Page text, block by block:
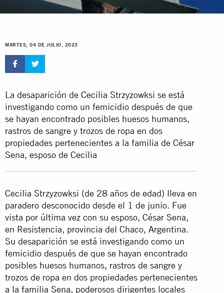
MARTES, 04 DE JULIO, 2023
La desaparición de Cecilia Strzyzowksi se está
investigando como un femicidio después de que
se hayan encontrado posibles huesos humanos,
rastros de sangre y trozos de ropa en dos
propiedades pertenecientes a la familia de César
Sena, esposo de Cecilia
Cecilia Strzyzowksi (de 28 años de edad) lleva en
paradero desconocido desde el 1 de junio. Fue
vista por última vez con su esposo, César Sena,
en Resistencia, provincia del Chaco, Argentina.
Su desaparición se está investigando como un
femicidio después de que se hayan encontrado
posibles huesos humanos, rastros de sangre y
trozos de ropa en dos propiedades pertenecientes
a la familia Sena, poderosos dirigentes locales